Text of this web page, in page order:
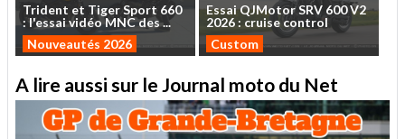
Trident et TigerSport 660
: l'essaividéoMNCdes...
Nouveautés 2026
EssaiQJMotorSRV 600V2
2026 : cruise control
Custom
A lire aussi sur le Journal moto du Net